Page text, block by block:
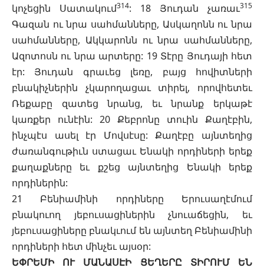
կոչեցին Սատակում314: 18 Յուդան չառաւ315
Գազան ու նրա սահմանները, Ասկաղոնն ու նրա
սահմանները, Ակկարոնն ու նրա սահմանները,
Ազոտոսն ու նրա արտերը: 19 Տէրը Յուդայի հետ
էր: Յուդան գրաւեց լեռը, բայց հովիտների
բնակիչներին չկարողացաւ տիրել, որովհետեւ
Ռեքաբը զատեց նրանց, եւ նրանք երկաթէ
կառքեր ունէին: 20 Քեբրոնը տուին Քաղէբին,
ինչպէս ասել էր Մովսէսը: Քաղէբը այնտեղից
ժառանգութիւն ստացաւ Ենակի որդիների երեք
քաղաքները եւ քշեց այնտեղից Ենակի երեք
որդիներին:
21 Բենիամինի որդիները Երուսաղէմում
բնակուող յեբուսացիներին չնուաճեցին, եւ
յեբուսացիները բնակւում են այնտեղ Բենիամինի
որդիների հետ մինչեւ այսօր:
ԵՓՐԵՄԻ ՈՒ ՄԱՆԱՍԷԻ ՑԵՂԵՐԸ ՏԻՐՈՒՄ ԵՆ